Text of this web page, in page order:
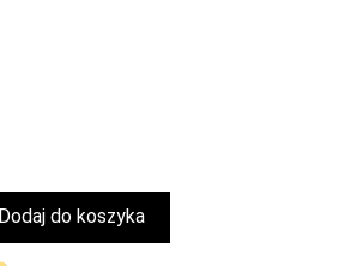
Dodaj do koszyka